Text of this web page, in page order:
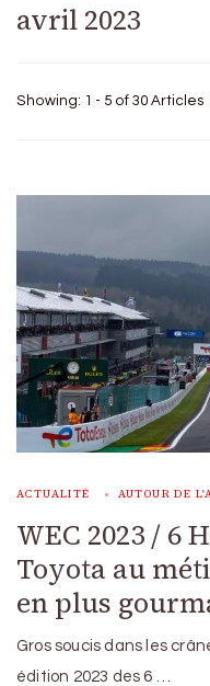
avril 2023
Showing: 1 - 5 of 30 Articles
ACTUALITÉ AUTOUR DE
WEC 2023 / 6
Toyota au
en plus
Gros soucis dans les
édition 2023 des 6 …